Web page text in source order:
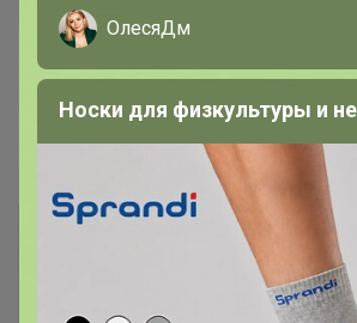
В архиве
—
Ожидание
Комментарии к лотам
ОлесяДм
Носки для физкультуры и